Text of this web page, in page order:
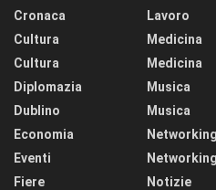
Cronaca
Cultura
Cultura
Diplomazia
Dublino
Economia
Eventi
Fiere
Lavoro
Medicina
Medicina
Musica
Musica
Networking
Networking
Notizie